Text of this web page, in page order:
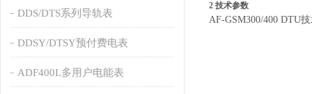
DDS/DTS系列导轨表
DDSY/DTSY预付费电表
ADF400L多用户电能表
2 技术参数
AF-GSM300/400 DTU